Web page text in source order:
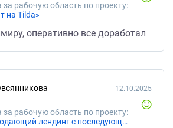
рабочую область по проекту:
на Tilda»
оперативно все доработал
рабочую область по проекту:
«Разработать продающий лендинг с последующим продвижением»
12.10.2025